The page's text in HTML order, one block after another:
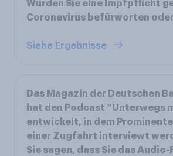
Würden Sie eine Impfpflicht
Coronavirus befürworten
Siehe Ergebnisse
Das Magazin der Deutschen
hat den Podcast “Unterwegs
entwickelt, in dem Prominente
einer Zugfahrt interviewt
Sie sagen, dass Sie das